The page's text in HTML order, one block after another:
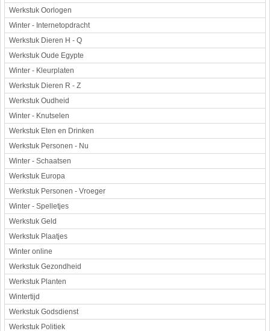
Werkstuk Oorlogen
Winter - Internetopdracht
Werkstuk Dieren H - Q
Werkstuk Oude Egypte
Winter - Kleurplaten
Werkstuk Dieren R - Z
Werkstuk Oudheid
Winter - Knutselen
Werkstuk Eten en Drinken
Werkstuk Personen - Nu
Winter - Schaatsen
Werkstuk Europa
Werkstuk Personen - Vroeger
Winter - Spelletjes
Werkstuk Geld
Werkstuk Plaatjes
Winter online
Werkstuk Gezondheid
Werkstuk Planten
Wintertijd
Werkstuk Godsdienst
Werkstuk Politiek